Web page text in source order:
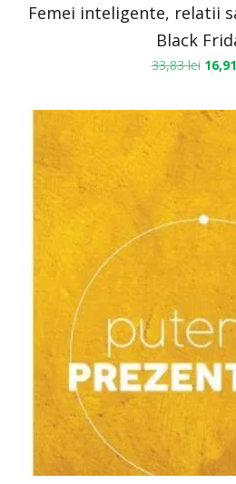
Femei inteligente, relatii
Black
33,83lei 16,91